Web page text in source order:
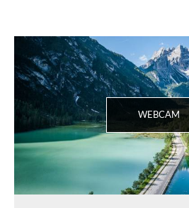
WEBCAM